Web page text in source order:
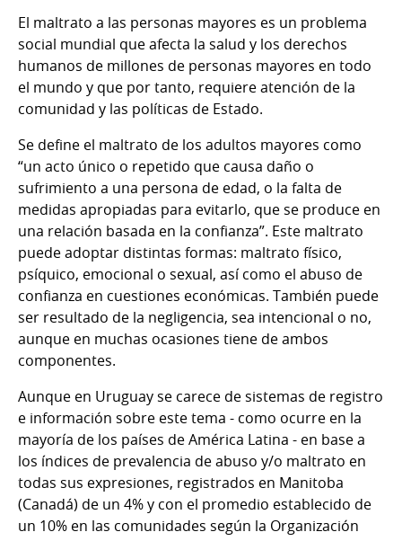
El maltrato a las personas mayores es un problema
social mundial que afecta la salud y los derechos
humanos de millones de personas mayores en todo
el mundo y que por tanto, requiere atención de la
comunidad y las políticas de Estado.
Se define el maltrato de los adultos mayores como
“un acto único o repetido que causa daño o
sufrimiento a una persona de edad, o la falta de
medidas apropiadas para evitarlo, que se produce en
una relación basada en la confianza”. Este maltrato
puede adoptar distintas formas: maltrato físico,
psíquico, emocional o sexual, así como el abuso de
confianza en cuestiones económicas. También puede
ser resultado de la negligencia, sea intencional o no,
aunque en muchas ocasiones tiene de ambos
componentes.
Aunque en Uruguay se carece de sistemas de registro
e información sobre este tema - como ocurre en la
mayoría de los países de América Latina - en base a
los índices de prevalencia de abuso y/o maltrato en
todas sus expresiones, registrados en Manitoba
(Canadá) de un 4% y con el promedio establecido de
un 10% en las comunidades según la Organización